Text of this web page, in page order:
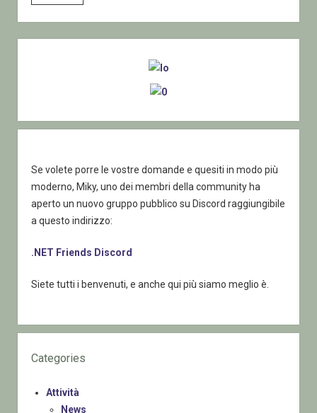
–
MIniSqlAgent
–
poter
Timeout
Se volete porre le vostre domande e quesiti in modo più
moderno, Miky, uno dei membri della community ha
aperto un nuovo gruppo pubblico su Discord raggiungibile
a questo indirizzo:
.NET Friends Discord
Siete tutti i benvenuti, e anche qui più siamo meglio è.
Categories
Attività
News